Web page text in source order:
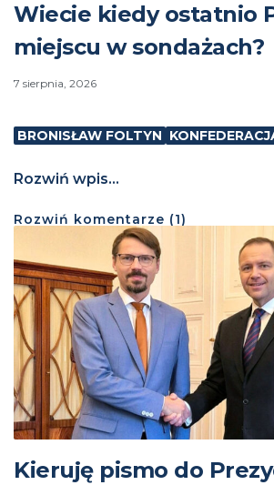
Wiecie kiedy ostatnio
miejscu w sondażach?
7 sierpnia, 2026
BRONISŁAW FOLTYN
Rozwiń wpis...
Rozwiń komentarze (1)
Kieruję pismo do